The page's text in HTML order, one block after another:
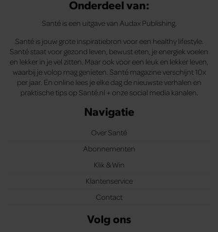
Onderdeel van:
Santé is een uitgave van Audax Publishing.
Santé is jouw grote inspiratiebron voor een healthy lifestyle.
Santé staat voor gezond leven, bewust eten, je energiek voelen
en lekker in je vel zitten. Maar ook voor een leuk en lekker leven,
waarbij je volop mag genieten. Santé magazine verschijnt 10x
per jaar. En online lees je elke dag de nieuwste verhalen en
praktische tips op Santé.nl + onze social media kanalen.
Navigatie
Over Santé
Abonnementen
Klik & Win
Klantenservice
Contact
Volg ons